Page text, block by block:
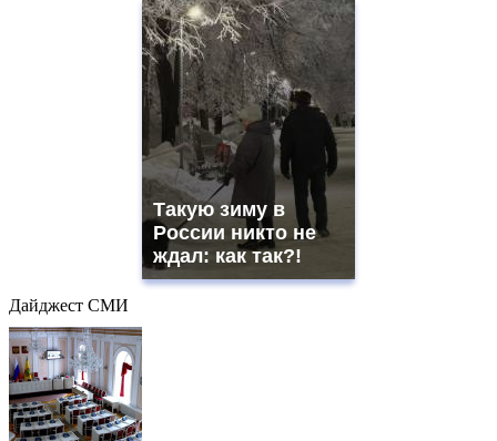
Такую зиму в
России никто не
ждал: как так?!
Дайджест СМИ